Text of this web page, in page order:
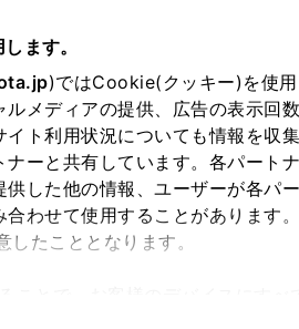
ます。
)ではCookie(クッキー)を使
メディアの提供、広告の表示回
ト利用状況についても情報を収
ーと共有しています。各パート
した他の情報、ユーザーが各パ
わせて使用することがあります
たこととなります。
更新情報 （高速道路・有料道路・一般道路・